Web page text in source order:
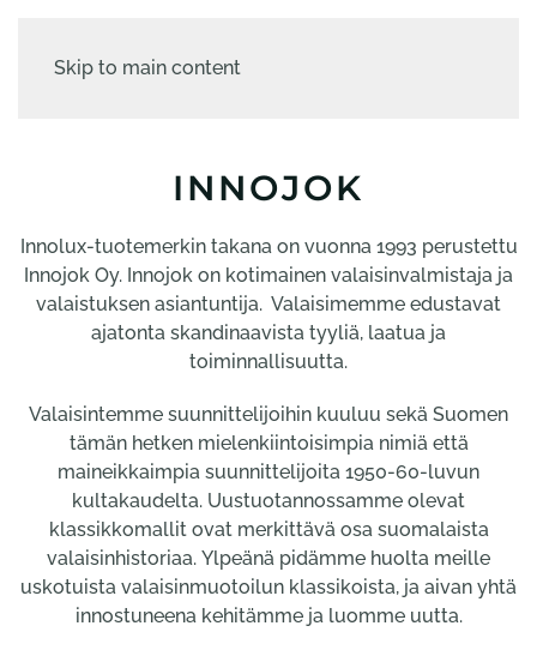
Skip to main content
INNOJOK
Innolux-tuotemerkin takana on vuonna 1993 perustettu
Innojok Oy. Innojok on kotimainen valaisinvalmistaja ja
valaistuksen asiantuntija. Valaisimemme edustavat
ajatonta skandinaavista tyyliä, laatua ja
toiminnallisuutta.
Valaisintemme suunnittelijoihin kuuluu sekä Suomen
tämän hetken mielenkiintoisimpia nimiä että
maineikkaimpia suunnittelijoita 1950-60-luvun
kultakaudelta. Uustuotannossamme olevat
klassikkomallit ovat merkittävä osa suomalaista
valaisinhistoriaa. Ylpeänä pidämme huolta meille
uskotuista valaisinmuotoilun klassikoista, ja aivan yhtä
innostuneena kehitämme ja luomme uutta.